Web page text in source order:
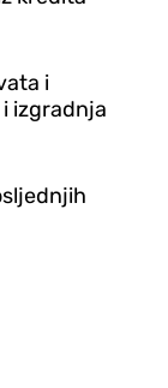
i
izgradnja